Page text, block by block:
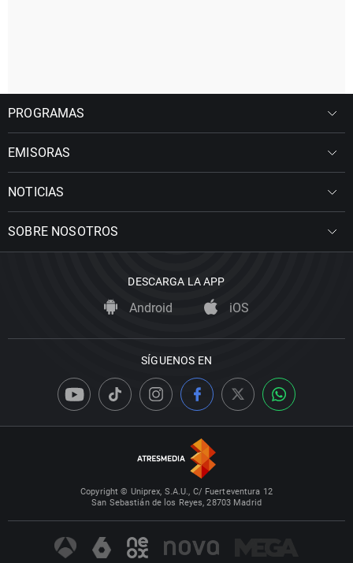
PROGRAMAS
EMISORAS
NOTICIAS
SOBRE NOSOTROS
DESCARGA LA APP
Android iOS
SÍGUENOS EN
Copyright © Uniprex, S.A.U., C/ Fuerteventura 12
San Sebastián de los Reyes, 28703 Madrid